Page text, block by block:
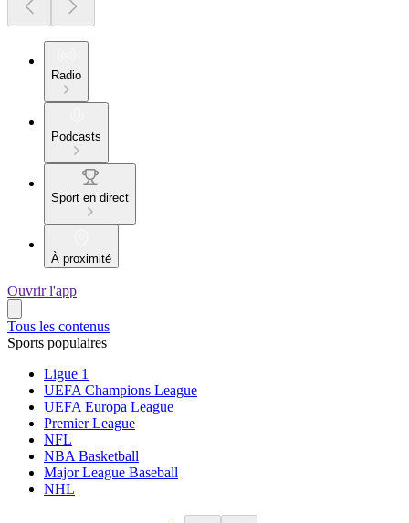
Radio
Podcasts
Sport en direct
À proximité
Ouvrir l'app
Tous les contenus
Sports populaires
Ligue 1
UEFA Champions League
UEFA Europa League
Premier League
NFL
NBA Basketball
Major League Baseball
NHL